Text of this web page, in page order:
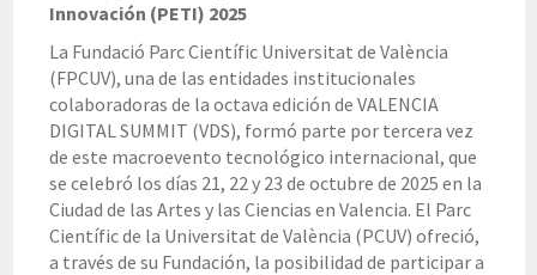
Innovación (PETI) 2025
La Fundació Parc Científic Universitat de València
(FPCUV), una de las entidades institucionales
colaboradoras de la octava edición de VALENCIA
DIGITAL SUMMIT (VDS), formó parte por tercera vez
de este macroevento tecnológico internacional, que
se celebró los días 21, 22 y 23 de octubre de 2025 en la
Ciudad de las Artes y las Ciencias en Valencia. El Parc
Científic de la Universitat de València (PCUV) ofreció,
a través de su Fundación, la posibilidad de participar a